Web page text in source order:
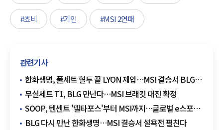
#쵸비 #기인 #MSI 2연패
관련기사
한화생명, 풀세트 혈투 끝 LYON 제압…MSI 결승서 BLG와
리매치
무실세트 T1, BLG 만난다…MSI 브래킷 대진 확정
SOOP, 텐센트 '델타포스'부터 MSI까지…글로벌 e스포츠
중계판 넓힌다
BLG 다시 만난 한화생명…MSI 결승서 설욕전 펼친다